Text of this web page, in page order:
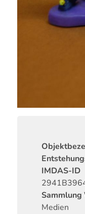
IMDAS-ID
Sammlung
Medien